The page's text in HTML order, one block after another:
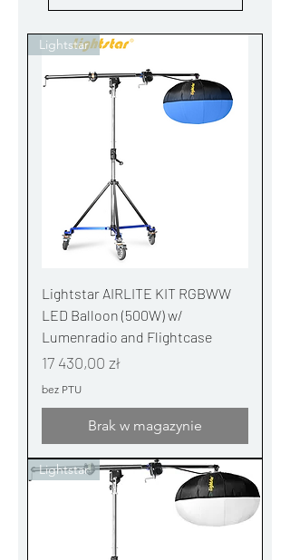
Lightstar
Lightstar AIRLITE KIT RGBWW
LED Balloon (500W) w/
Lumenradio and Flightcase
Cena
17 430,00 zł
bez PTU
Brak w magazynie
Lightstar